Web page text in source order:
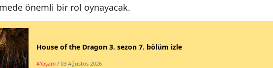
Mardin
Muğla
önemli bir rol oynayacak.
House of the Dragon 3. sezon 7. bölüm izle
#Yaşam / 03 Ağustos 2026